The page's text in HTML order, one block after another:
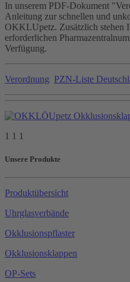
In unserem PDF-Dokument
Anleitung zur schnellen und
OKKLUpetz. Zusätzlich stehen
erforderlichen
Verfügung.
Verordnung PZN-Liste
1 1 1
Unsere Produkte
Produktübersicht
Uhrglasverbände
Okklusionspflaster
Okklusionsklappen
OP-Sets